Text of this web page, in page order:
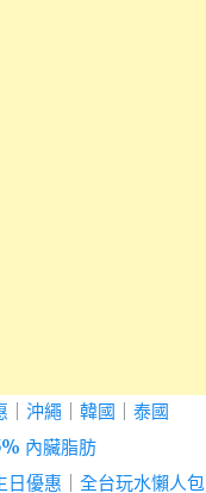
沖繩 韓國
泰國
內臟脂肪
日優惠
全台玩水懶人包